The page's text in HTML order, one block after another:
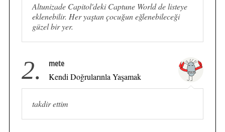
Altunizade Capitol'deki Captune World de listeye
eklenebilir. Her yaştan çocuğun eğlenebileceği
güzel bir yer.
2. mete
Kendi Doğrularınla Yaşamak
takdir ettim